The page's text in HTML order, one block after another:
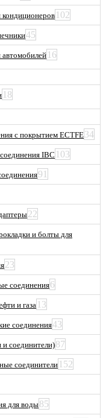
102
45
16
18
с покрытием ECTFE34
IBC 103
91
22
и болты для
23
соединения6
и газа13
соединения43
соединители)87
соединители152
для воды85